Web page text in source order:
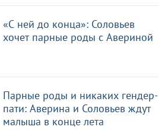
«С ней до конца»: Соловьев
хочет парные роды с Авериной
Парные роды и никаких гендер-
пати: Аверина и Соловьев ждут
малыша в конце лета